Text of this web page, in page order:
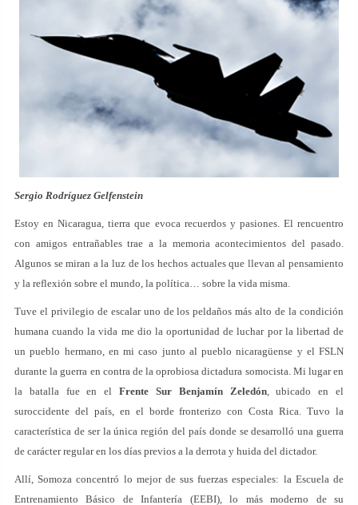
Sergio Rodríguez Gelfenstein
Estoy en Nicaragua, tierra que evoca recuerdos y pasiones. El rencuentro
con amigos entrañables trae a la memoria acontecimientos del pasado.
Algunos se miran a la luz de los hechos actuales que llevan al pensamiento
y la reflexión sobre el mundo, la política… sobre la vida misma.
Tuve el privilegio de escalar uno de los peldaños más alto de la condición
humana cuando la vida me dio la oportunidad de luchar por la libertad de
un pueblo hermano, en mi caso junto al pueblo nicaragüense y el FSLN
durante la guerra en contra de la oprobiosa dictadura somocista. Mi lugar en
la batalla fue en elFrente Sur Benjamín Zeledón, ubicado en el
suroccidente del país, en el borde fronterizo con Costa Rica. Tuvo la
característica de ser la única región del país donde se desarrolló una guerra
de carácter regular en los días previos a la derrota y huida del dictador.
Allí, Somoza concentró lo mejor de sus fuerzas especiales: la Escuela de
Entrenamiento Básico de Infantería (EEBI), lo más moderno de su